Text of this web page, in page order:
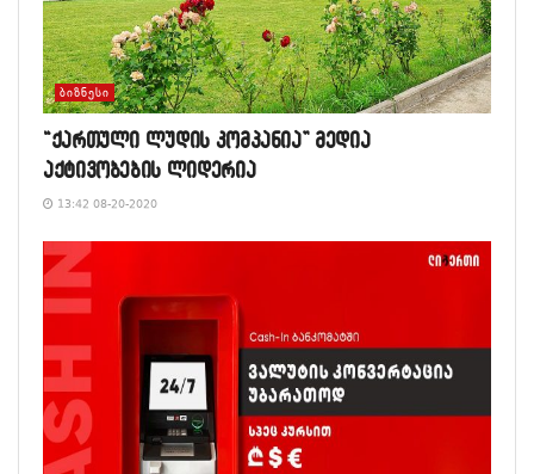
ᲑᲘᲖᲜᲔᲡᲘ
“ქართული ლუდის კომპანია” მედია
აქტივობების ლიდერია
13:42 08-20-2020